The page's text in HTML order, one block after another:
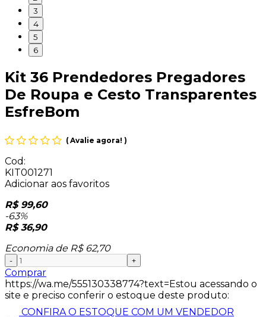
3
4
5
6
Kit 36 Prendedores Pregadores
De Roupa e Cesto Transparentes
EsfreBom
(Avalie agora! )
Cod:
KIT001271
Adicionar aos favoritos
R$ 99,60
-63%
R$ 36,90
Economia de R$ 62,70
- +
Comprar
https://wa.me/555130338774?text=Estou acessando o
site e preciso conferir o estoque deste produto:
CONFIRA O ESTOQUE COM UM VENDEDOR